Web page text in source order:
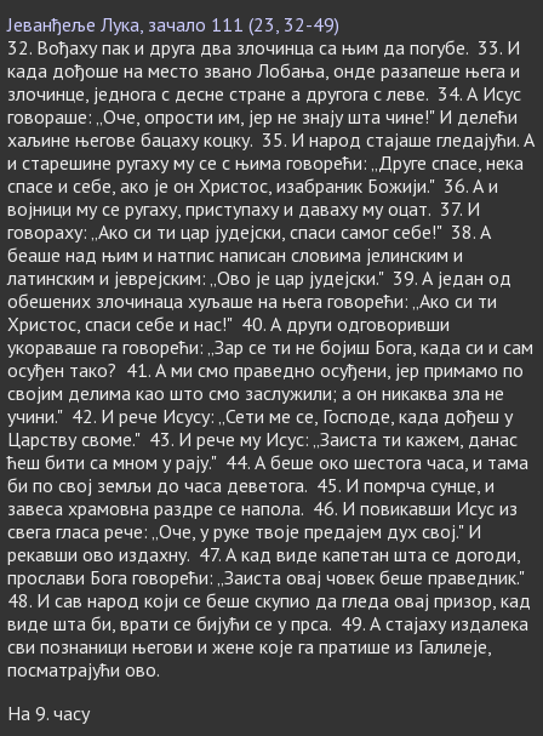
Јеванђеље Лука, зачало 111 (23, 32-49)
32. Вођаху пак и друга два злочинца са њим да погубе. 33. И
када дођоше на место звано Лобања, онде разапеше њега и
злочинце, једнога с десне стране а другога с леве. 34. А Исус
говораше: „Оче, опрости им, јер не знају шта чине!" И делећи
хаљине његове бацаху коцку. 35. И народ стајаше гледајући. А
и старешине ругаху му се с њима говорећи: „Друге спасе, нека
спасе и себе, ако је он Христос, изабраник Божији." 36. А и
војници му се ругаху, приступаху и даваху му оцат. 37. И
говораху: „Ако си ти цар јудејски, спаси самог себе!" 38. А
беаше над њим и натпис написан словима јелинским и
латинским и јеврејским: „Ово је цар јудејски." 39. А један од
обешених злочинаца хуљаше на њега говорећи: „Ако си ти
Христос, спаси себе и нас!" 40. А други одговоривши
укораваше га говорећи: „Зар се ти не бојиш Бога, када си и сам
осуђен тако? 41. А ми смо праведно осуђени, јер примамо по
својим делима као што смо заслужили; а он никаква зла не
учини." 42. И рече Исусу: „Сети ме се, Господе, када дођеш у
Царству своме." 43. И рече му Исус: „Заиста ти кажем, данас
ћеш бити са мном у рају." 44. А беше око шестога часа, и тама
би по свој земљи до часа деветога. 45. И помрча сунце, и
завеса храмовна раздре се напола. 46. И повикавши Исус из
свега гласа рече: „Оче, у руке твоје предајем дух свој." И
рекавши ово издахну. 47. А кад виде капетан шта се догоди,
прослави Бога говорећи: „Заиста овај човек беше праведник."
48. И сав народ који се беше скупио да гледа овај призор, кад
виде шта би, врати се бијући се у прса. 49. А стајаху издалека
сви познаници његови и жене које га пратише из Галилеје,
посматрајући ово.
На 9. часу